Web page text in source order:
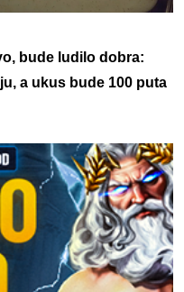
bude ludilo dobra:
a ukus bude 100 puta